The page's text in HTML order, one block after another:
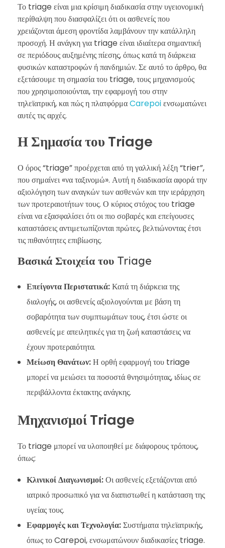
Το triage είναι μια κρίσιμη διαδικασία στην υγειονομική
περίθαλψη που διασφαλίζει ότι οι ασθενείς που
χρειάζονται άμεση φροντίδα λαμβάνουν την κατάλληλη
προσοχή. Η ανάγκη για triage είναι ιδιαίτερα σημαντική
σε περιόδους αυξημένης πίεσης, όπως κατά τη διάρκεια
φυσικών καταστροφών ή πανδημιών. Σε αυτό το άρθρο, θα
εξετάσουμε τη σημασία του triage, τους μηχανισμούς
που χρησιμοποιούνται, την εφαρμογή του στην
τηλεϊατρική, και πώς η πλατφόρμαCarepoiενσωματώνει
αυτές τις αρχές.
Η Σημασία του Triage
Ο όρος “triage” προέρχεται από τη γαλλική λέξη “trier”,
που σημαίνει «να ταξινομώ». Αυτή η διαδικασία αφορά την
αξιολόγηση των αναγκών των ασθενών και την ιεράρχηση
των προτεραιοτήτων τους. Ο κύριος στόχος του triage
είναι να εξασφαλίσει ότι οι πιο σοβαρές και επείγουσες
καταστάσεις αντιμετωπίζονται πρώτες, βελτιώνοντας έτσι
τις πιθανότητες επιβίωσης.
Βασικά Στοιχεία του Triage
Επείγοντα Περιστατικά:Κατά τη διάρκεια της
διαλογής, οι ασθενείς αξιολογούνται με βάση τη
σοβαρότητα των συμπτωμάτων τους, έτσι ώστε οι
ασθενείς με απειλητικές για τη ζωή καταστάσεις να
έχουν προτεραιότητα.
Μείωση Θανάτων:Η ορθή εφαρμογή του triage
μπορεί να μειώσει τα ποσοστά θνησιμότητας, ιδίως σε
περιβάλλοντα έκτακτης ανάγκης.
Μηχανισμοί Triage
Το triage μπορεί να υλοποιηθεί με διάφορους τρόπους,
όπως:
Κλινικοί Διαγωνισμοί:Οι ασθενείς εξετάζονται από
ιατρικό προσωπικό για να διαπιστωθεί η κατάσταση της
υγείας τους.
Εφαρμογές και Τεχνολογία:Συστήματα τηλεϊατρικής,
όπως το Carepoi, ενσωματώνουν διαδικασίες triage.